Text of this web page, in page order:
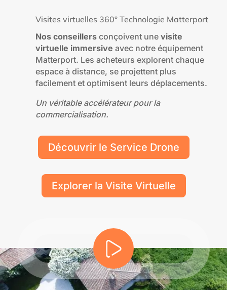
Visites virtuelles 360° Technologie Matterport
Nos conseillersconçoivent une visite
virtuelle immersive avec notre équipement
Matterport. Les acheteurs explorent chaque
espace à distance, se projettent plus
facilement et optimisent leurs déplacements.
Un véritable accélérateur pour la
commercialisation.
Découvrir le Service Drone
Explorer la Visite Virtuelle